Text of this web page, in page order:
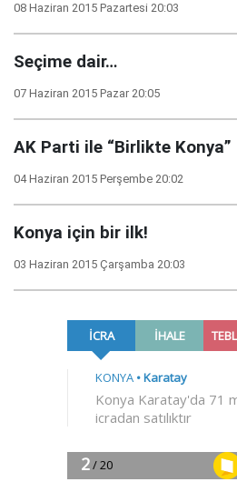
08 Haziran 2015 Pazartesi 20:03
Seçime dair…
07 Haziran 2015 Pazar 20:05
AK Parti ile “Birlikte Konya”
04 Haziran 2015 Perşembe 20:02
Konya için bir ilk!
03 Haziran 2015 Çarşamba 20:03